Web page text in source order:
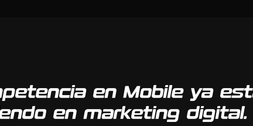
en Mobile ya
en marketing digital.